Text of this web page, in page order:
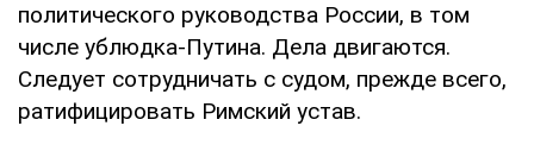
политического руководства России, в том
числе ублюдка-Путина. Дела двигаются.
Следует сотрудничать с судом, прежде всего,
ратифицировать Римский устав.